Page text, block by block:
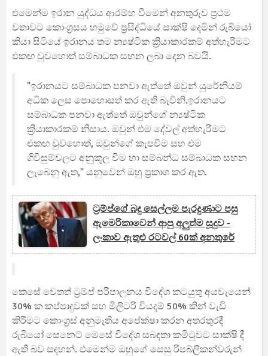
එමෙන්ම ඉරාන යුද්ධය ආරම්භ වීමෙන් අනතුරුව ප්‍රථම
වතාවට කොංග්‍රසය හමුවේ ප්‍රසිද්ධියේ සාක්ෂි දෙමින් රුබියෝ
කියා සිටියේ ඉරානය තම න්‍යෂ්ටික ක්‍රියාකාරකම් අත්හැරීමට
එකඟ වුවහොත් සම්බාධක සහන ලබා දෙන බවයි.
"ඉරානයට සම්බාධක පනවා ඇත්තේ ඔවුන් යුරේනියම්
අධික ලෙස පොහොසත් කර ඇති බැවිනි.ඉරානයට
සම්බාධක පනවා ඇත්තේ ඔවුන්ගේ න්‍යෂ්ටික
ක්‍රියාකාරකම් නිසාය. ඔවුන් එම දේවල් අත්හැරීමට
එකඟ වුවහොත්, ඔවුන්ගේ කැපවීම සහ එම
ගිවිසුම්වලට අනුකූල වීම හා සම්බන්ධ සම්බාධක සහන
ලැබෙනු ඇත," යනුවෙන් ඔහු ප්‍රකාශ කර ඇත.
ට්‍රම්ප්ගේ බදු සෙල්ලම පැරදුණාට පසු
ඇමෙරිකාවෙන් ආපු අලුත්ම සූදුව -
ලංකාව ඇතුළු රටවල් 60ක් අනතුරේ
කෙසේ වෙතත් ට්‍රම්ප් පරිපාලනය විදේශ කටයුතු අයවැයෙන්
30% ක කප්පාදුවක් සහ මිලිටරි වියදම් 50% කින් වැඩි
කිරීමට කොංග්‍රස් අනුමැතිය අපේක්ෂා කරන අතරතුරදී
රුබියෝ සෙනෙට් මෙසේ විදේශ සබඳතා කමිටුවට සාක්ෂි දී
ඇති බව සඳහන්. එමෙන්ම ඔහුගේ සෙසු රිපබ්ලිකන්වරුන්